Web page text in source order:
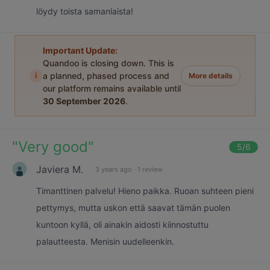
löydy toista samanlaista!
i
Important Update:
Quandoo is closing down. This is
a planned, phased process and
our platform remains available until
30 September 2026.
More details
"Very good" 5/6
Javiera M. 3 years ago · 1 review
Timanttinen palvelu! Hieno paikka. Ruoan suhteen pieni
pettymys, mutta uskon että saavat tämän puolen
kuntoon kyllä, oli ainakin aidosti kiinnostuttu
palautteesta. Menisin uudelleenkin.